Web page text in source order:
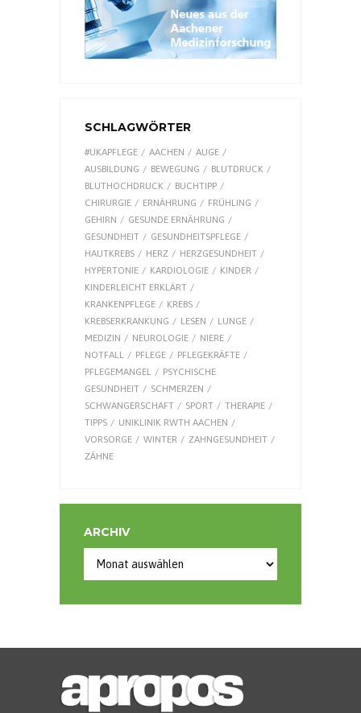
SCHLAGWÖRTER
#UKAPFLEGE AACHEN
AUGE
AUSBILDUNG
BEWEGUNG
BLUTDRUCK
BLUTHOCHDRUCK
BUCHTIPP
CHIRURGIE
ERNÄHRUNG
FRÜHLING
GEHIRN
GESUNDE ERNÄHRUNG
GESUNDHEIT
GESUNDHEITSPFLEGE
HAUTKREBS
HERZ
HERZGESUNDHEIT
HYPERTONIE
KARDIOLOGIE
KINDER
KINDERLEICHT ERKLÄRT
KRANKENPFLEGE
KREBS
KREBSERKRANKUNG
LESEN
LUNGE
MEDIZIN
NEUROLOGIE
NIERE
NOTFALL
PFLEGE
PFLEGEKRÄFTE
PFLEGEMANGEL
PSYCHISCHE
GESUNDHEIT
SCHMERZEN
SCHWANGERSCHAFT
SPORT
THERAPIE
TIPPS
UNIKLINIK RWTH AACHEN
VORSORGE
WINTER
ZAHNGESUNDHEIT
ZÄHNE
ARCHIV